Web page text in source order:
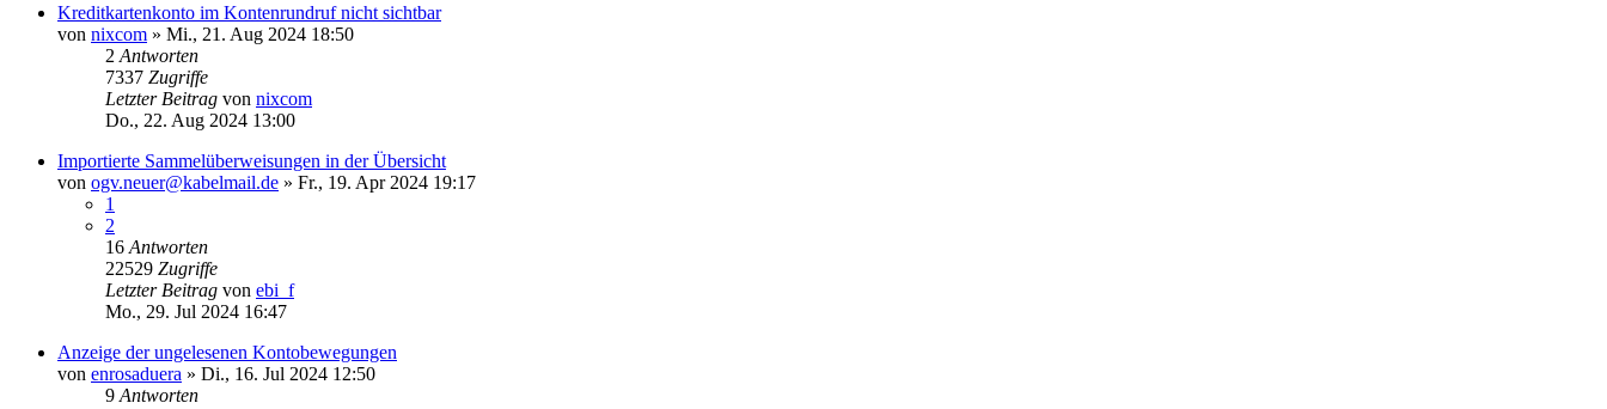
Kreditkartenkonto im Kontenrundruf nicht sichtbar
von nixcom » Mi., 21. Aug 2024 18:50
2 Antworten
7337 Zugriffe
Letzter Beitrag von nixcom
Do., 22. Aug 2024 13:00
Importierte Sammelüberweisungen in der Übersicht
von ogv.neuer@kabelmail.de » Fr., 19. Apr 2024 19:17
1
2
16 Antworten
22529 Zugriffe
Letzter Beitrag von ebi_f
Mo., 29. Jul 2024 16:47
Anzeige der ungelesenen Kontobewegungen
von enrosaduera » Di., 16. Jul 2024 12:50
9 Antworten